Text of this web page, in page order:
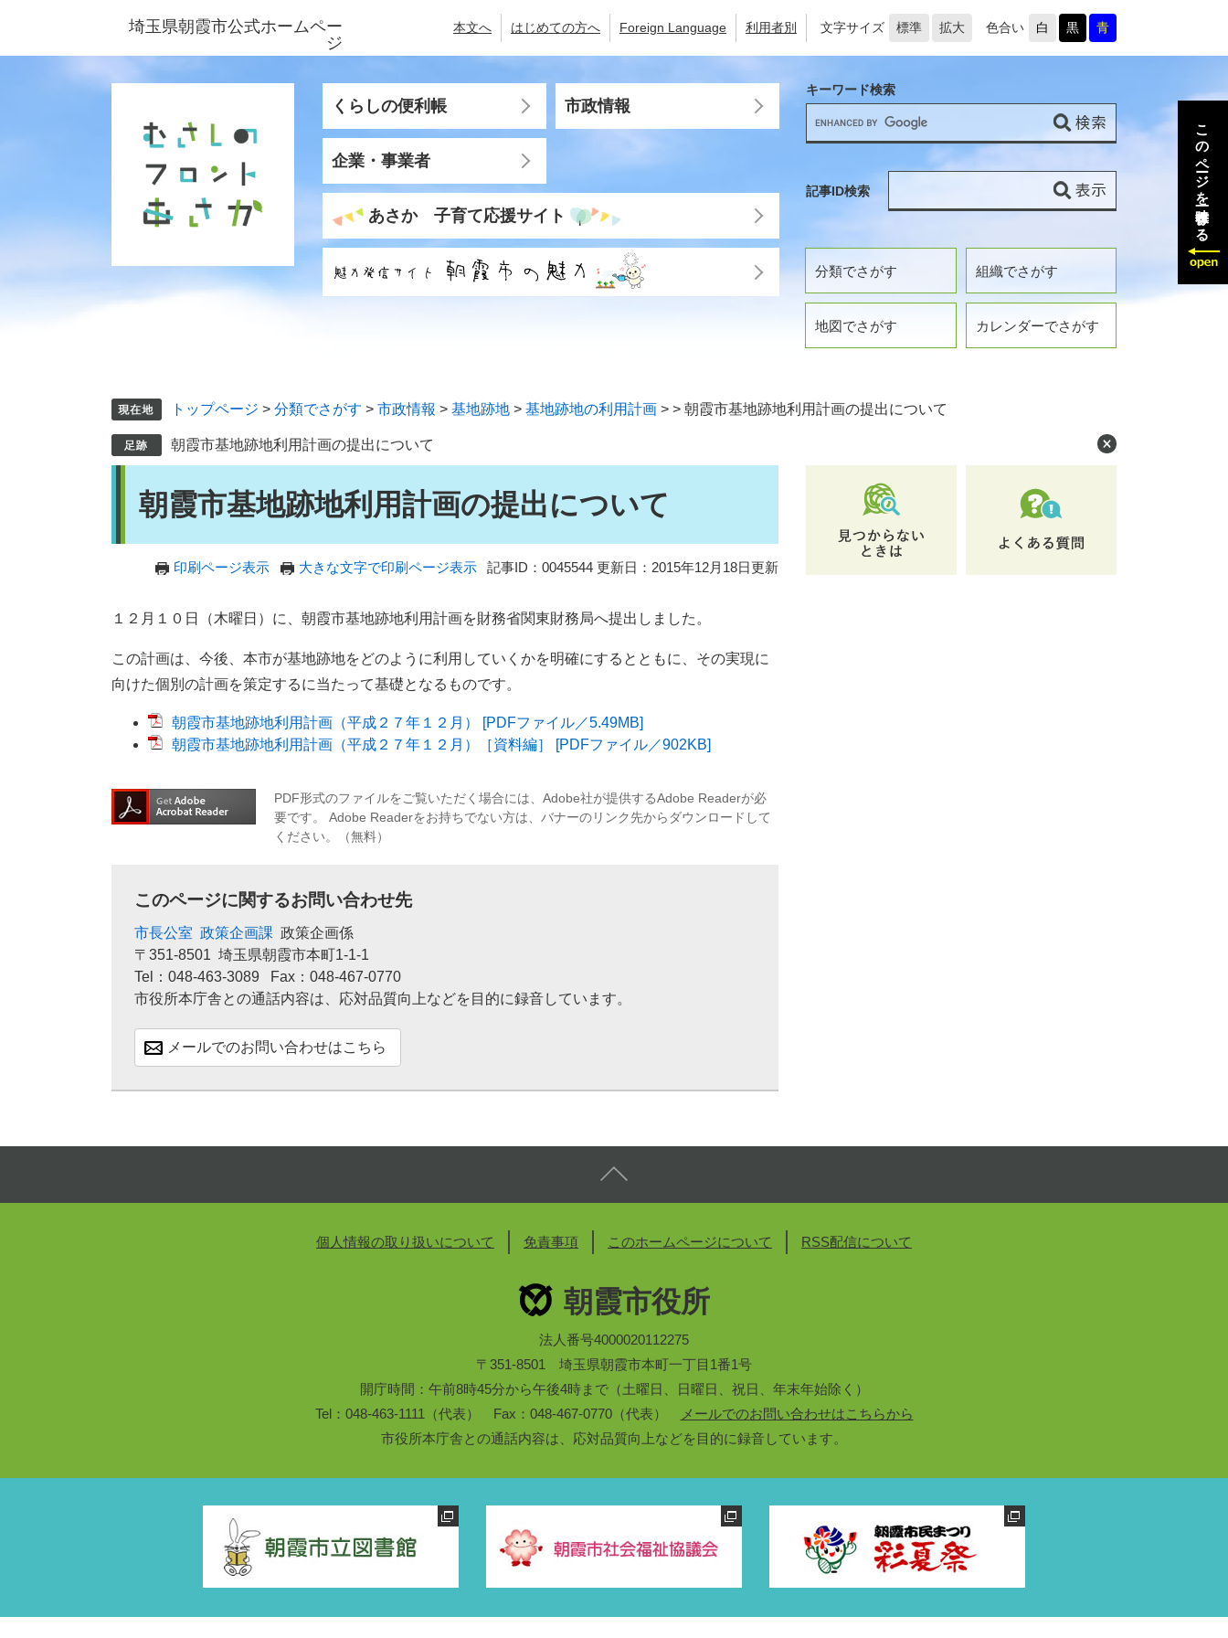
ジ
ュ
埼玉県朝霞市公式ホームペー
ジ
本文へ はじめての方へ Foreign Language 利用者別 文字サイズ 標準 拡大 色合い 白 黒 青
くらしの便利帳 市政情報
企業・事業者
あさか 子育て応援サイト
分類でさがす 組織でさがす
地図でさがす カレンダーでさがす
キーワード検索
記事ID検索
トップページ > 分類でさがす > 市政情報 > 基地跡地 > 基地跡地の利用計画 > > 朝霞市基地跡地利用計画の提出について
朝霞市基地跡地利用計画の提出について
朝霞市基地跡地利用計画の提出について
印刷ページ表示 大きな文字で印刷ページ表示 記事ID：0045544 更新日：2015年12月18日更新
１２月１０日（木曜日）に、朝霞市基地跡地利用計画を財務省関東財務局へ提出しました。
この計画は、今後、本市が基地跡地をどのように利用していくかを明確にするとともに、その実現に
向けた個別の計画を策定するに当たって基礎となるものです。
朝霞市基地跡地利用計画（平成２７年１２月） [PDFファイル／5.49MB]
朝霞市基地跡地利用計画（平成２７年１２月）［資料編］ [PDFファイル／902KB]
PDF形式のファイルをご覧いただく場合には、Adobe社が提供するAdobe Readerが必
要です。
Adobe Readerをお持ちでない方は、バナーのリンク先からダウンロードして
ください。（無料）
このページに関するお問い合わせ先
市長公室 政策企画課 政策企画係
〒351-8501 埼玉県朝霞市本町1-1-1
Tel：048-463-3089
Fax：048-467-0770
市役所本庁舎との通話内容は、応対品質向上などを目的に録音しています。
メールでのお問い合わせはこちら
個人情報の取り扱いについて 免責事項 このホームページについて RSS配信について
朝霞市役所
法人番号4000020112275
〒351-8501 埼玉県朝霞市本町一丁目1番1号
開庁時間：午前8時45分から午後4時まで（土曜日、日曜日、祝日、年末年始除く）
Tel：048-463-1111（代表） Fax：048-467-0770（代表）
メールでのお問い合わせはこちらから
市役所本庁舎との通話内容は、応対品質向上などを目的に録音しています。
このページを一時保存する